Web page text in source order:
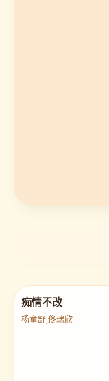
痴情不改